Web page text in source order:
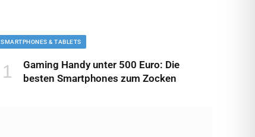
SMARTPHONES & TABLETS
Gaming Handy unter 500 Euro: Die
besten Smartphones zum Zocken